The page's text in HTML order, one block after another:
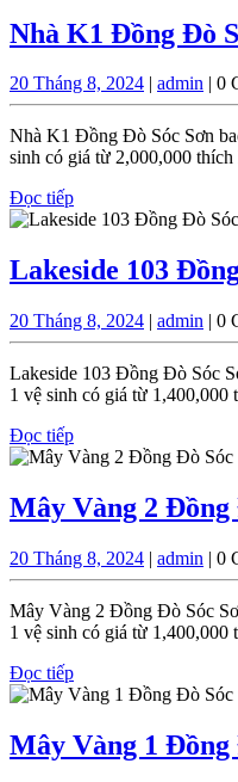
Nhà K1 Đồng Đò
20 Tháng 8, 202420
Tháng
8,
2024
| admin | 0
Nhà K1 Đồng Đò Sóc Sơn
sinh có giá từ 2,000,000
Đọc tiếpĐọc
tiếp
Lakeside 103
20 Tháng 8, 202420
Tháng
2024
| admin | 0
Lakeside 103 Đồng Đò Sóc
1 vệ sinh có giá từ
Đọc tiếpĐọc
tiếp
Mây Vàng 2 Đồng
20 Tháng 8, 202420
Tháng
2024
| admin | 0
Mây Vàng 2 Đồng Đò Sóc
1 vệ sinh có giá từ
Đọc tiếpĐọc
tiếp
Mây Vàng 1 Đồng